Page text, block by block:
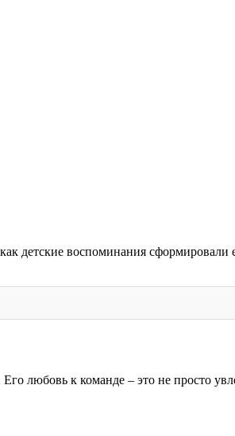
детские воспоминания сформировали
любовь к команде – это не просто